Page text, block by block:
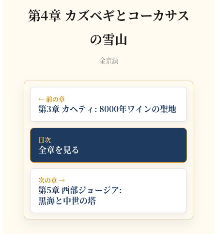
第4章 カズベギとコーカサス
の雪山
金京鎮
← 前の章
第3章 カヘティ: 8000年ワインの聖地
目次
全章を見る
次の章 →
第5章 西部ジョージア:
黒海と中世の塔